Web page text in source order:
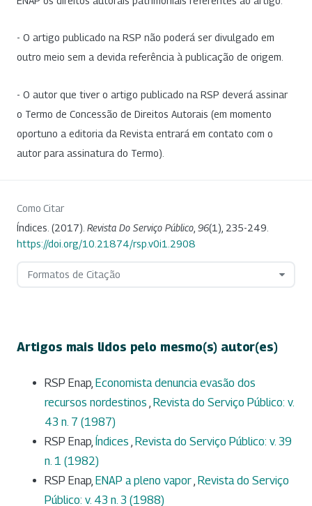
- O artigo publicado na RSP não poderá ser divulgado em
outro meio sem a devida referência à publicação de origem.
- O autor que tiver o artigo publicado na RSP deverá assinar
o Termo de Concessão de Direitos Autorais (em momento
oportuno a editoria da Revista entrará em contato com o
autor para assinatura do Termo).
Como Citar
Índices. (2017). Revista Do Serviço Público 96(1), 235-249.
https://doi.org/10.21874/rsp.v0i1.2908
Formatos de Citação
Artigos mais lidos pelo mesmo(s) autor(es)
RSP Enap, Economista denuncia evasão dos
recursos nordestinos Revista do Serviço Público: v.
43 n. 7 (1987)
RSP Enap, Índices Revista do Serviço Público: v. 39
n. 1 (1982)
RSP Enap, ENAP a pleno vapor Revista do Serviço
Público: v. 43 n. 3 (1988)